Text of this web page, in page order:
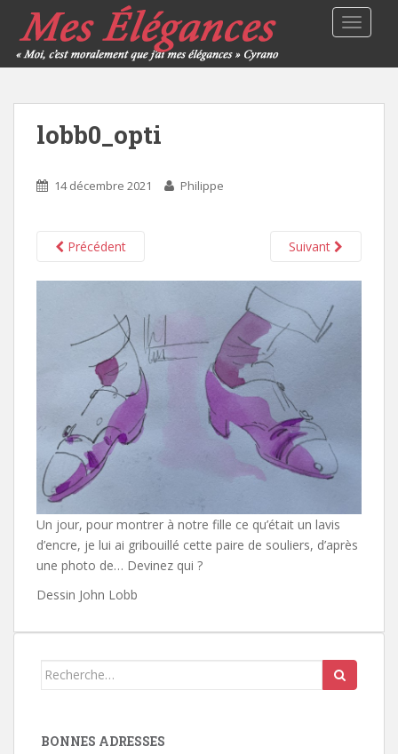
lobb0_opti
14 décembre 2021 Philippe
Précédent Suivant
Un jour, pour montrer à notre fille ce qu’était un lavis
d’encre, je lui ai gribouillé cette paire de souliers, d’après
une photo de… Devinez qui ?
Dessin John Lobb
Search
BONNES ADRESSES